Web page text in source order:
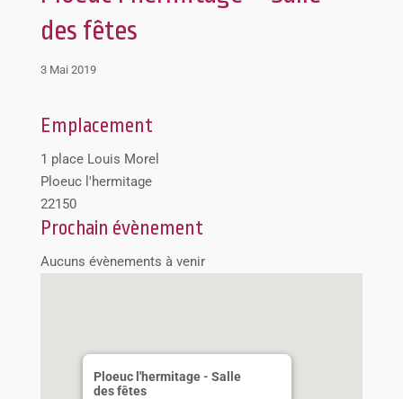
des fêtes
3 Mai 2019
Emplacement
1 place Louis Morel
Ploeuc l'hermitage
22150
Prochain évènement
Aucuns évènements à venir
Ploeuc l'hermitage - Salle
des fêtes